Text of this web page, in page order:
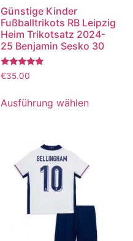
Günstige Kinder
Fußballtrikots RB Leipzig
Heim Trikotsatz 2024-
25 Benjamin Sesko 30
Bewertet
mit
von 5
€35.00
Ausführung wählen